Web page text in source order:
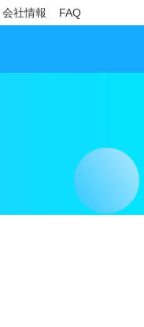
会社情報 FAQ